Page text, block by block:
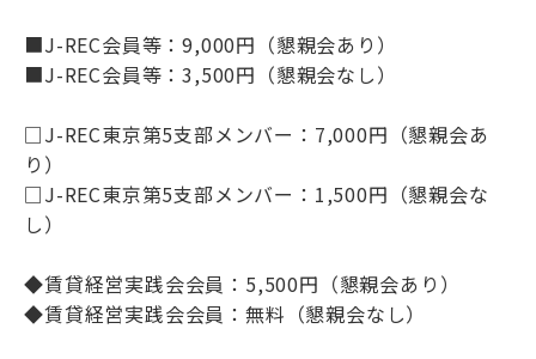
■J-REC会員等：9,000円（懇親会あり）
■J-REC会員等：3,500円（懇親会なし）
□J-REC東京第5支部メンバー：7,000円（懇親会あ
り）
□J-REC東京第5支部メンバー：1,500円（懇親会な
し）
◆賃貸経営実践会会員：5,500円（懇親会あり）
◆賃貸経営実践会会員：無料（懇親会なし）